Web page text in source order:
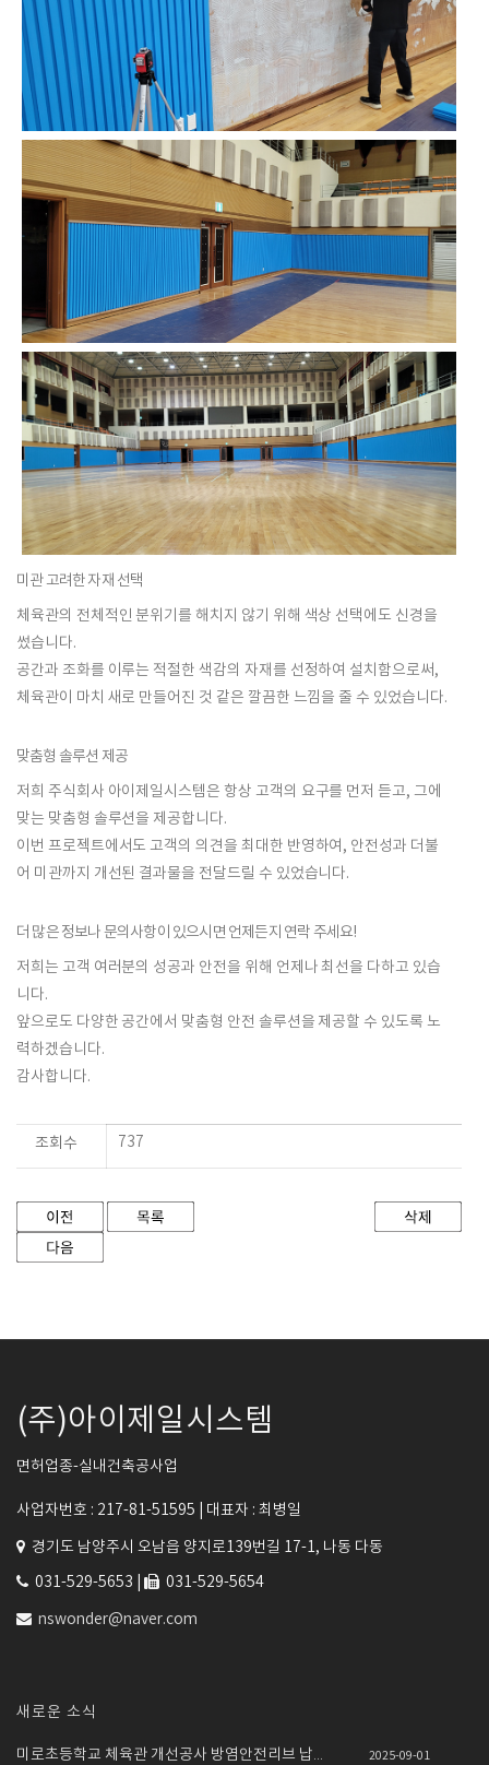
미관 고려한 자재 선택
체육관의 전체적인 분위기를 해치지 않기 위해 색상 선택에도 신경을
썼습니다.
공간과 조화를 이루는 적절한 색감의 자재를 선정하여 설치함으로써,
체육관이 마치 새로 만들어진 것 같은 깔끔한 느낌을 줄 수 있었습니다.
맞춤형 솔루션 제공
저희 주식회사 아이제일시스템은 항상 고객의 요구를 먼저 듣고, 그에
맞는 맞춤형 솔루션을 제공합니다.
이번 프로젝트에서도 고객의 의견을 최대한 반영하여, 안전성과 더불
어 미관까지 개선된 결과물을 전달드릴 수 있었습니다.
더 많은 정보나 문의사항이 있으시면 언제든지 연락 주세요!
저희는 고객 여러분의 성공과 안전을 위해 언제나 최선을 다하고 있습
니다.
앞으로도 다양한 공간에서 맞춤형 안전 솔루션을 제공할 수 있도록 노
력하겠습니다.
감사합니다.
조회수 737
(주)아이제일시스템
면허업종-실내건축공사업
사업자번호 : 217-81-51595 | 대표자 : 최병일
경기도 남양주시 오남읍 양지로139번길 17-1, 나동 다동
031-529-5653 |
031-529-5654
nswonder@naver.com
새로운 소식
미로초등학교 체육관 개선공사 방염안전리브 납품설치 2025-09-01